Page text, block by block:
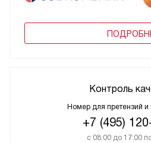
Контроль
Номер для претензий
+7 (495)
с 08:00 до 17:00